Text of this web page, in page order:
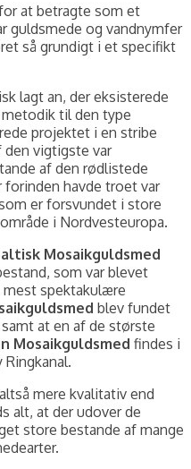
at betragte som et
guldsmede og vandnymfer
så grundigt i et specifikt
lagt an, der eksisterede
til den type
projektet i en stribe
den vigtigste var
af den rødlistede
forinden havde troet var
er forsvundet i store
i Nordvesteuropa.
Mosaikguldsmed
som var blevet
spektakulære
blev fundet
at en af de største
Mosaikguldsmed findes i
mere kvalitativ end
alt, at der udover de
store bestande af mange